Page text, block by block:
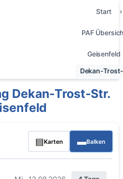
Start
PAF
Geisenfeld
Dekan-
Dekan-Trost-Str.
▤Karten ▬Balken